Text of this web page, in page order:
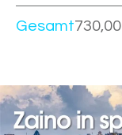
Gesamt730,00